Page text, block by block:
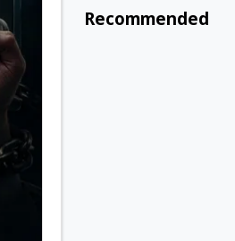
Recommended